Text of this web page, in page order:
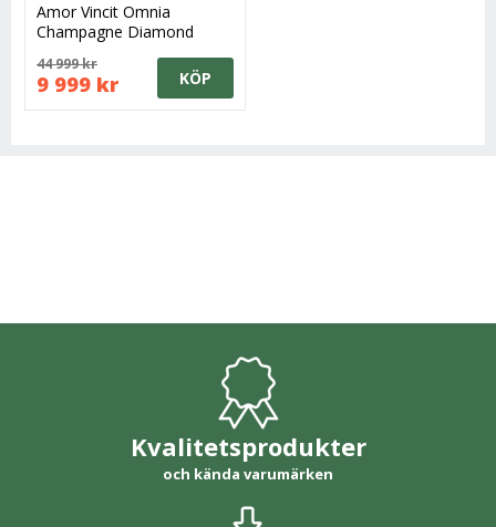
Amor Vincit Omnia
Champagne Diamond
44 999 kr
9 999 kr KÖP
Kvalitetsprodukter
och kända varumärken